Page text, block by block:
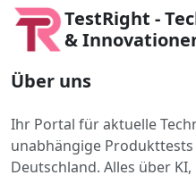
TestRight -
&
Über uns
Ihr Portal für aktuelle
unabhängige
Deutschland. Alles über